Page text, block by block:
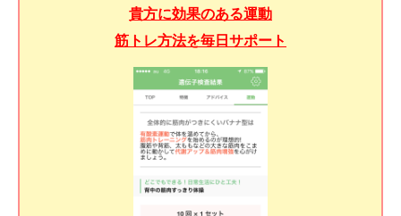
貴方に効果のある運動
筋トレ方法を毎日サポート